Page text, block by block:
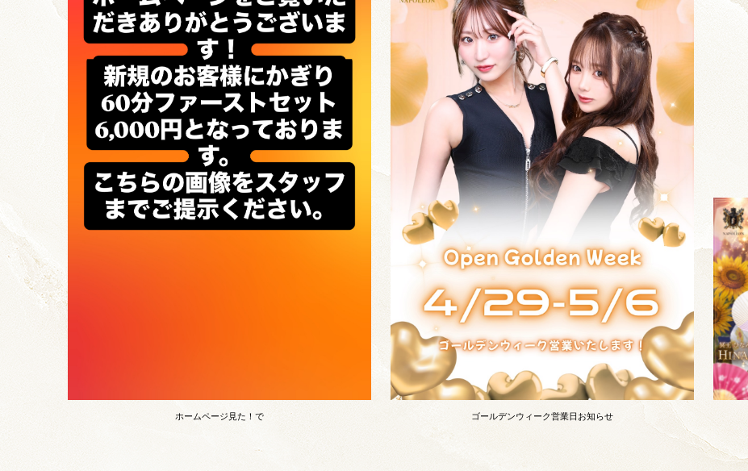
ホームページ見た！で ゴールデンウィーク営業日お知らせ